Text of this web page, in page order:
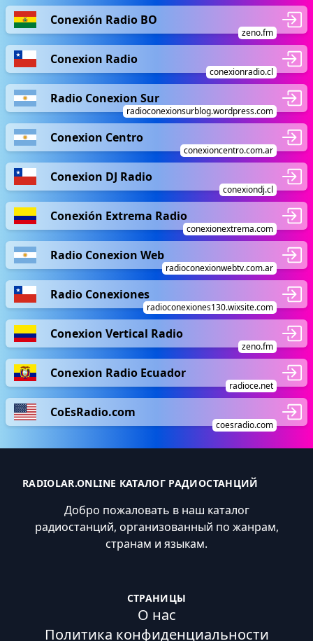
Conexión Radio BO
zeno.fm
Conexion Radio
conexionradio.cl
Radio Conexion Sur
radioconexionsurblog.wordpress.com
Conexion Centro
conexioncentro.com.ar
Conexion DJ Radio
conexiondj.cl
Conexión Extrema Radio
conexionextrema.com
Radio Conexion Web
radioconexionwebtv.com.ar
Radio Conexiones
radioconexiones130.wixsite.com
Conexion Vertical Radio
zeno.fm
Conexion Radio Ecuador
radioce.net
CoEsRadio.com
coesradio.com
RADIOLAR.ONLINE КАТАЛОГ РАДИОСТАНЦИЙ
Добро пожаловать в наш каталог
радиостанций, организованный по жанрам,
странам и языкам.
СТРАНИЦЫ
О нас
Политика конфиденциальности